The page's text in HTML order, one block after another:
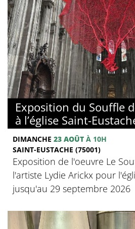
Exposition du Souffle
à l’église Saint-
DIMANCHE 23 AOÛT À 10H
SAINT-EUSTACHE (75001)
Exposition de l'oeuvre Le
l'artiste Lydie Arickx pour
jusqu'au 29 septembre 2026